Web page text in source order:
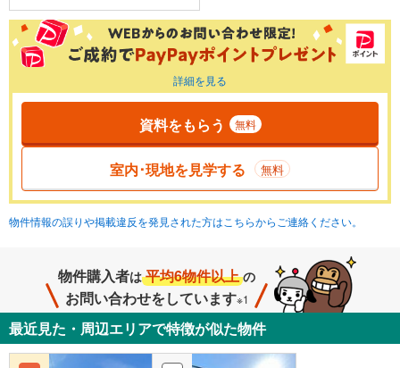
詳細を見る
資料をもらう 無料
室内･現地を見学する 無料
物件情報の誤りや掲載違反を発見された方はこちらからご連絡ください。
物件購入者は 平均6物件以上 の
お問い合わせをしています※1
最近見た・周辺エリアで特徴が似た物件